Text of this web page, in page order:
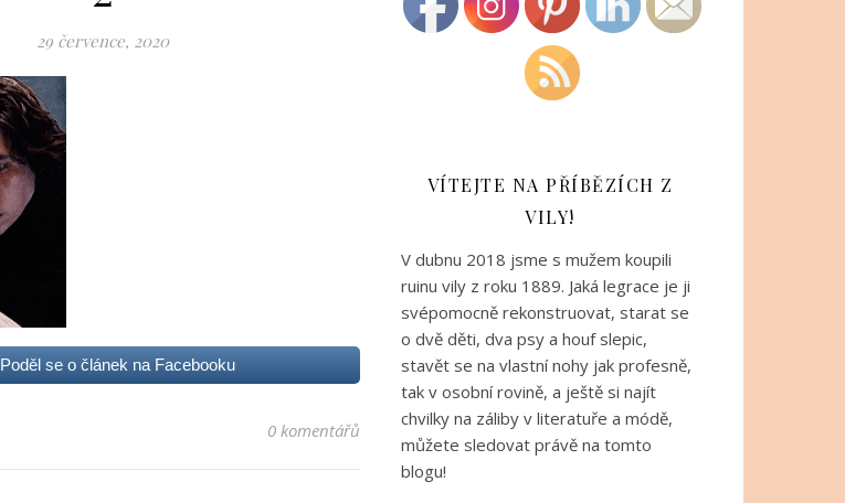
29 července, 2020
Poděl se o článek na Facebooku
0 komentářů
VÍTEJTE NA PŘÍBĚZÍCH Z
VILY!
V dubnu 2018 jsme s mužem koupili
ruinu vily z roku 1889. Jaká legrace je ji
svépomocně rekonstruovat, starat se
o dvě děti, dva psy a houf slepic,
stavět se na vlastní nohy jak profesně,
tak v osobní rovině, a ještě si najít
chvilky na záliby v literatuře a módě,
můžete sledovat právě na tomto
blogu!